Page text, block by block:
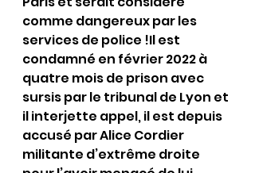
comme dangereux par les
services de police !Il est
condamné en février 2022 à
quatre mois de prison avec
sursis par le tribunal de Lyon et
il interjette appel, il est depuis
accusé par Alice Cordier
militante d’extrême droite